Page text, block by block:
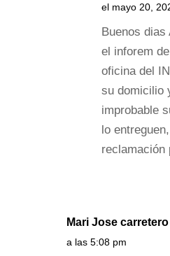
el mayo 20,
Buenos
el inforem
oficina del
su domicilio
improbable
lo
reclamación
Mari Jose carretero
a las 5:08 pm